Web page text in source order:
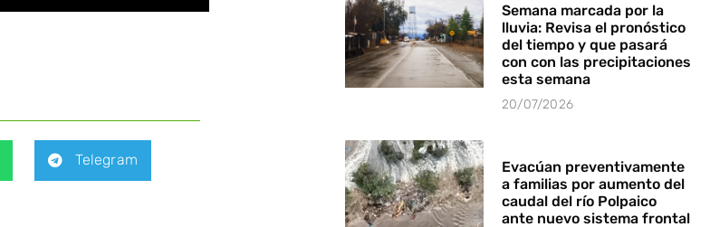
Telegram
Semana marcada por la
lluvia: Revisa el pronóstico
del tiempo y que pasará
con con las precipitaciones
esta semana
20/07/2026
Evacúan preventivamente
a familias por aumento del
caudal del río Polpaico
ante nuevo sistema frontal